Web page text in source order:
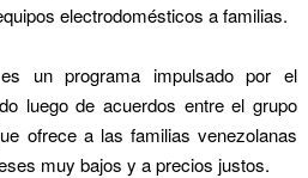
electrodomésticos a familias.
un programa impulsado por el
luego de acuerdos entre el grupo
ofrece a las familias venezolanas
muy bajos y a precios justos.